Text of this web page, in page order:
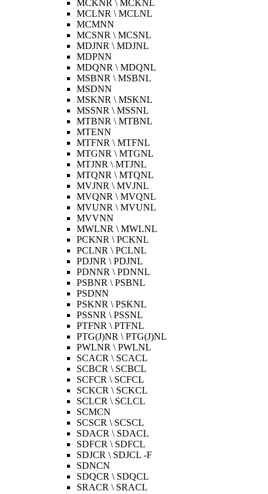
MCKNR \ MCKNL
MCLNR \ MCLNL
MCMNN
MCSNR \ MCSNL
MDJNR \ MDJNL
MDPNN
MDQNR \ MDQNL
MSBNR \ MSBNL
MSDNN
MSKNR \ MSKNL
MSSNR \ MSSNL
MTBNR \ MTBNL
MTENN
MTFNR \ MTFNL
MTGNR \ MTGNL
MTJNR \ MTJNL
MTQNR \ MTQNL
MVJNR \ MVJNL
MVQNR \ MVQNL
MVUNR \ MVUNL
MVVNN
MWLNR \ MWLNL
PCKNR \ PCKNL
PCLNR \ PCLNL
PDJNR \ PDJNL
PDNNR \ PDNNL
PSBNR \ PSBNL
PSDNN
PSKNR \ PSKNL
PSSNR \ PSSNL
PTFNR \ PTFNL
PTG(J)NR \ PTG(J)NL
PWLNR \ PWLNL
SCACR \ SCACL
SCBCR \ SCBCL
SCFCR \ SCFCL
SCKCR \ SCKCL
SCLCR \ SCLCL
SCMCN
SCSCR \ SCSCL
SDACR \ SDACL
SDFCR \ SDFCL
SDJCR \ SDJCL -F
SDNCN
SDQCR \ SDQCL
SRACR \ SRACL